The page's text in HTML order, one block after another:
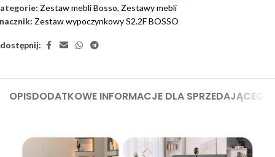
Zestaw mebli Bosso, Zestawy mebli
Zestaw wypoczynkowy S2.2F BOSSO
OPISDODATKOWE INFORMACJE DLA SPRZEDAJĄCEGO